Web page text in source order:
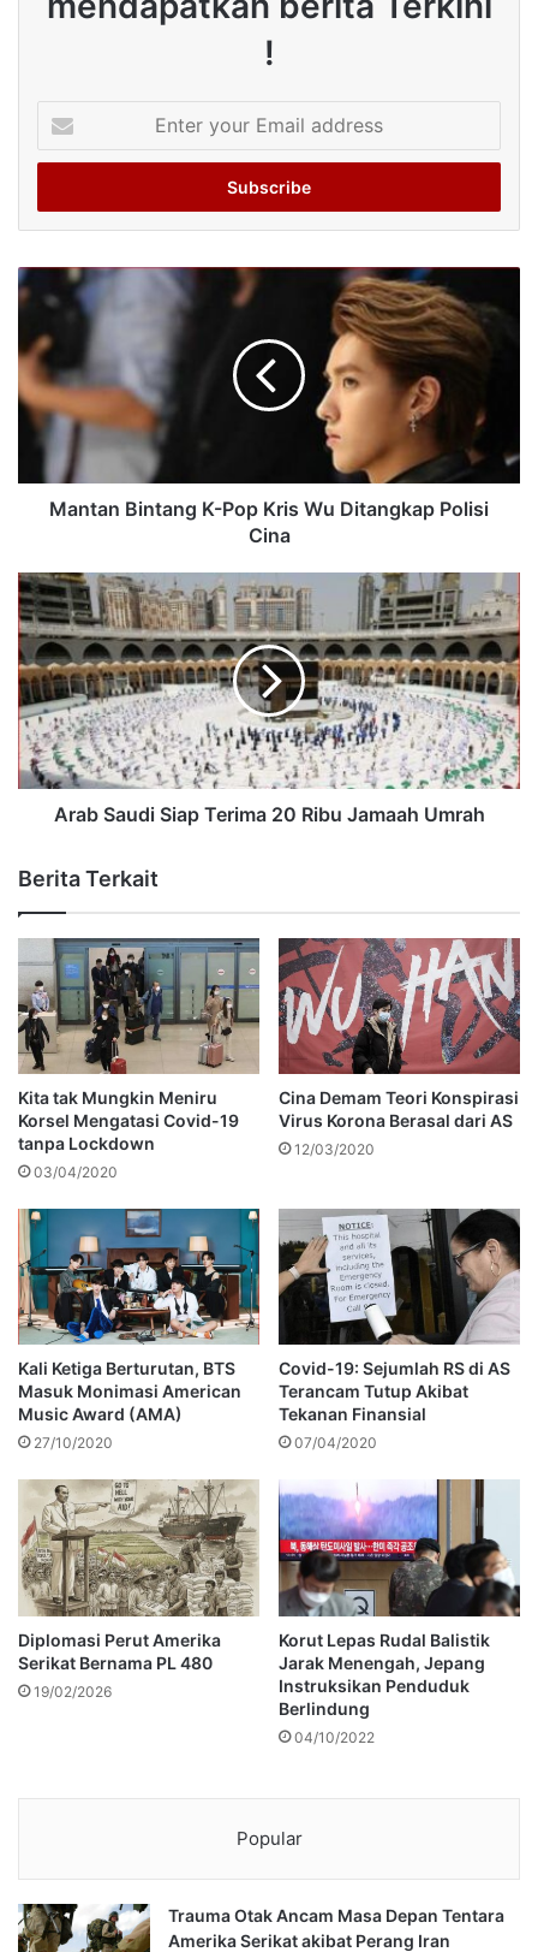
!
your
Email
Mantan Bintang K-Pop Kris Wu Ditangkap Polisi
Cina
Arab Saudi Siap Terima 20 Ribu Jamaah Umrah
Berita Terkait
Kita tak Mungkin Meniru
Korsel Mengatasi Covid-19
tanpa Lockdown
03/04/2020
Cina Demam Teori Konspirasi
Virus Korona Berasal dari AS
12/03/2020
Kali Ketiga Berturutan, BTS
Masuk Monimasi American
Music Award (AMA)
27/10/2020
Covid-19: Sejumlah RS di AS
Terancam Tutup Akibat
Tekanan Finansial
07/04/2020
Diplomasi Perut Amerika
Serikat Bernama PL 480
19/02/2026
Korut Lepas Rudal Balistik
Jarak Menengah, Jepang
Instruksikan Penduduk
Berlindung
04/10/2022
Popular
Trauma Otak Ancam Masa Depan Tentara
Amerika Serikat akibat Perang Iran